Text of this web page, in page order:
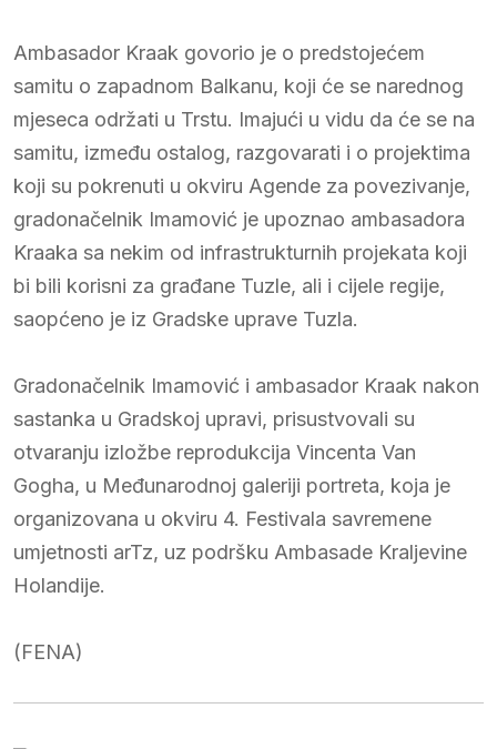
Ambasador Kraak govorio je o predstojećem
samitu o zapadnom Balkanu, koji će se narednog
mjeseca održati u Trstu. Imajući u vidu da će se na
samitu, između ostalog, razgovarati i o projektima
koji su pokrenuti u okviru Agende za povezivanje,
gradonačelnik Imamović je upoznao ambasadora
Kraaka sa nekim od infrastrukturnih projekata koji
bi bili korisni za građane Tuzle, ali i cijele regije,
saopćeno je iz Gradske uprave Tuzla.
Gradonačelnik Imamović i ambasador Kraak nakon
sastanka u Gradskoj upravi, prisustvovali su
otvaranju izložbe reprodukcija Vincenta Van
Gogha, u Međunarodnoj galeriji portreta, koja je
organizovana u okviru 4. Festivala savremene
umjetnosti arTz, uz podršku Ambasade Kraljevine
Holandije.
(FENA)